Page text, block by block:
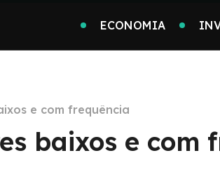
ECONOMIA
e com frequência
baixos e com